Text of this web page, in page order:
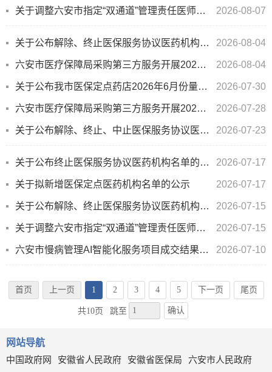
关于调整六安市指定“双通道”管理责任医师名单的通告 2026-08-07
关于公布解除、终止医保服务协议医药机构名单的通告 2026-08-04
六安市医疗保障局采购第三方服务开展2026年 医疗保障基金现场检查工作项目比选结果公示 2026-08-04
关于公布我市医保定点药店2026年6月份量价比较指数的公告 2026-07-30
六安市医疗保障局采购第三方服务开展2026年医疗保障基金 现场检查工作项目比选公告 2026-07-28
关于公布解除、终止、中止医保服务协议医药机构名单的通告 2026-07-23
关于公布终止医保服务协议医药机构名单的通告 2026-07-17
关于拟新增医保定点医药机构名单的公示 2026-07-17
关于公布解除、终止医保服务协议医药机构名单的通告 2026-07-15
关于调整六安市指定“双通道”管理责任医师名单的通告 2026-07-15
六安市慢病管理AI智能化服务项目成交结果公告 2026-07-10
首页 上一页 1 2 3 4 5 下一页 尾页
共10页 跳至 确认
网站导航
中国政府网
安徽省人民政府 安徽省医保局 六安市人民政府